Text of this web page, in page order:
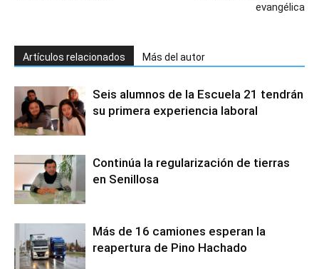
evangélica
Artículos relacionados Más del autor
Seis alumnos de la Escuela 21 tendrán
su primera experiencia laboral
Continúa la regularización de tierras
en Senillosa
Más de 16 camiones esperan la
reapertura de Pino Hachado